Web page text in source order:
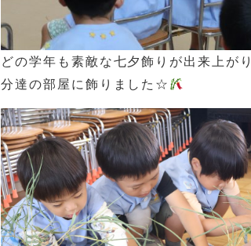
どの学年も素敵な七夕飾りが出来上
分達の部屋に飾りました☆